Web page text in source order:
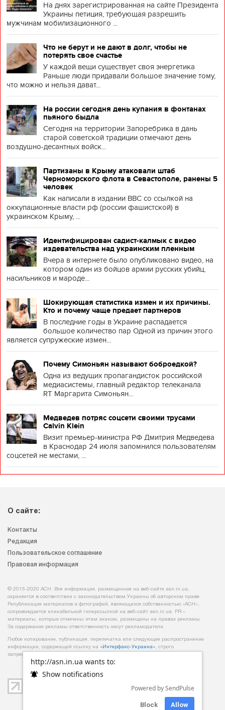
http://asn.in.ua wants to:
Show notifications
Powered by SendPulse
Block Allow
На днях зарегистрированная на сайте Президента
Украины петиция, требующая разрешить
мужчинам мобилизационного ...
Что не берут и не дают в долг, чтобы не
потерять свое счастье
У каждой вещи существует своя энергетика
Раньше люди придавали большое значение тому,
что можно и нельзя дават...
На россии сегодня день купания в фонтанах
пьяного быдла
Сегодня на территории Запоребрика в дань
старой советской традиции отмечают день
воздушно-десантных войск...
Партизаны в Крыму атаковали штаб
Черноморского флота в Севастополе, ранены 5
человек
Как написали в издании BBC со ссылкой на
оккупационные власти рф (россии фашистской) в
украинском Крыму, ...
Идентифицирован садист-калмык с видео
издевательства над украинским пленным
Вчера в интернете было опубликовано видео, на
котором один из бойцов армии русских убийц,
насильников и мароде...
Шокирующая статистика измен и их причины.
Кто и почему чаще предает партнеров
В последние годы в Украине распадается
большое количество пар Одной из причин этого
является супружеские измен...
Почему Симоньян называют боброедкой?
Одна из ведущих пропагандисток российской
медиасистемы, главный редактор телеканала
RT Маргарита Симоньян...
Медведев потряс соцсети своими трусами
Calvin Klein
Визит премьер-министра РФ Дмитрия Медведева
в Краснодар 24 июля запомнился пользователям
соцсетей не местами, ...
О сайте:
Контакты
Редакция
Пользовательское соглашение
Правовая информация
© 2015-2020 АСН. Вся информация, размещенная на веб-сайте asn.in.ua,
охраняется в соответствии с законодательством Украины об авторском праве.
Републикация материалов и фотографий, являющихся собственностью «АСН»,
сопровождается кликабельной гиперссылкой на веб-сайт asn.іn.ua. PR –
материалы, которые отмечены этим знаком, размещены на правах рекламы.
За содержание рекламы ответственность несут рекламодатели.
Любое копирование, публикация, перепечатка или следующее распространение
информации, содержащей ссылку на «Интерфакс-Украина», строго
запрещается.